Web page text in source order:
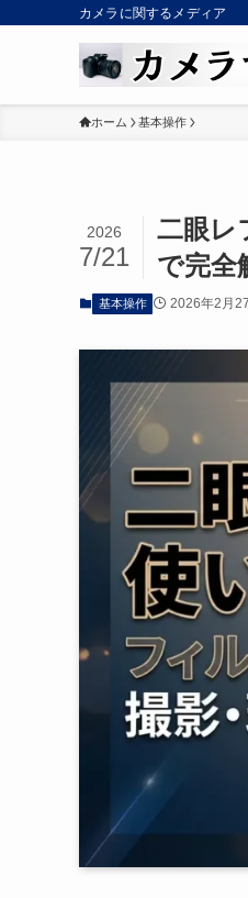
カメラに関するメディア
ホーム 基本操作
二眼レ
で完全
2026
7/21
基本操作 2026年2月